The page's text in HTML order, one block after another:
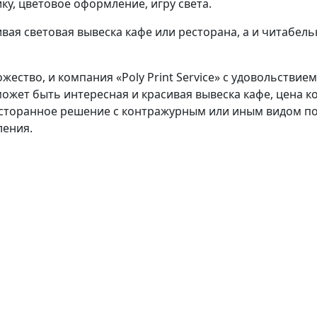
цветовое оформление, игру света.
световая вывеска кафе или ресторана, а и
и компания «Poly Print Service» с
быть интересная и красивая вывеска кафе, цена
решение с контражурным или иным видом